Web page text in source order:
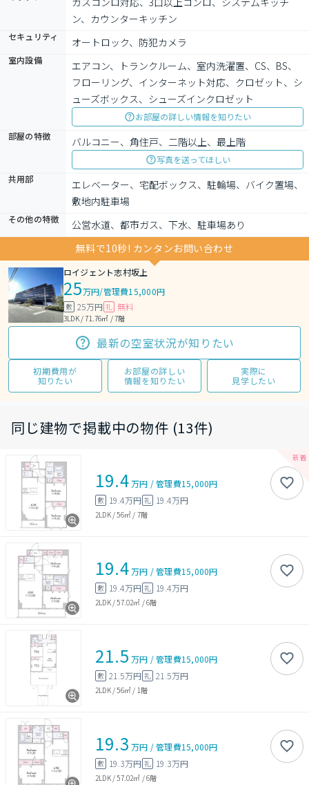
ン、カウンターキッチン
セキュリティ オートロック、防犯カメラ
室内設備
エアコン、トランクルーム、室内洗濯置、CS、BS、
フローリング、インターネット対応、クロゼット、シ
ューズボックス、シューズインクロゼット
お部屋の詳しい情報を知りたい
部屋の特徴
バルコニー、角住戸、二階以上、最上階
写真を送ってほしい
共用部
エレベーター、宅配ボックス、駐輪場、バイク置場、
敷地内駐車場
その他の特徴
公営水道、都市ガス、下水、駐車場あり
無料で10秒! カンタンお問い合わせ
ロイジェント志村坂上
25万円/管理費15,000円
敷 25万円 礼 無料
3LDK / 71.76㎡ / 7階
最新の空室状況が知りたい
初期費用が
知りたい
お部屋の詳しい
情報を知りたい
実際に
見学したい
同じ建物で掲載中の物件 (13件)
19.4万円 /管理費15,000円
敷 19.4万円 礼 19.4万円
2LDK/56㎡ / 7階
19.4万円 /管理費15,000円
敷 19.4万円 礼 19.4万円
2LDK/57.02㎡ /6階
21.5 万円 /管理費15,000円
敷 21.5万円 礼 21.5万円
2LDK/56㎡ / 1階
19.3 万円 /管理費15,000円
敷 19.3万円 礼 19.3万円
2LDK/57.02㎡ /6階